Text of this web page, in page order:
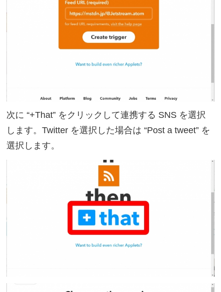
次に “+That” をクリックして連携する SNS を選択
します。Twitter を選択した場合は “Post a tweet” を
選択します。